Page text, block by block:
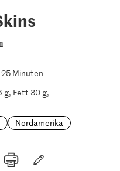
Minuten
g, Fett 30 g,
Nordamerika